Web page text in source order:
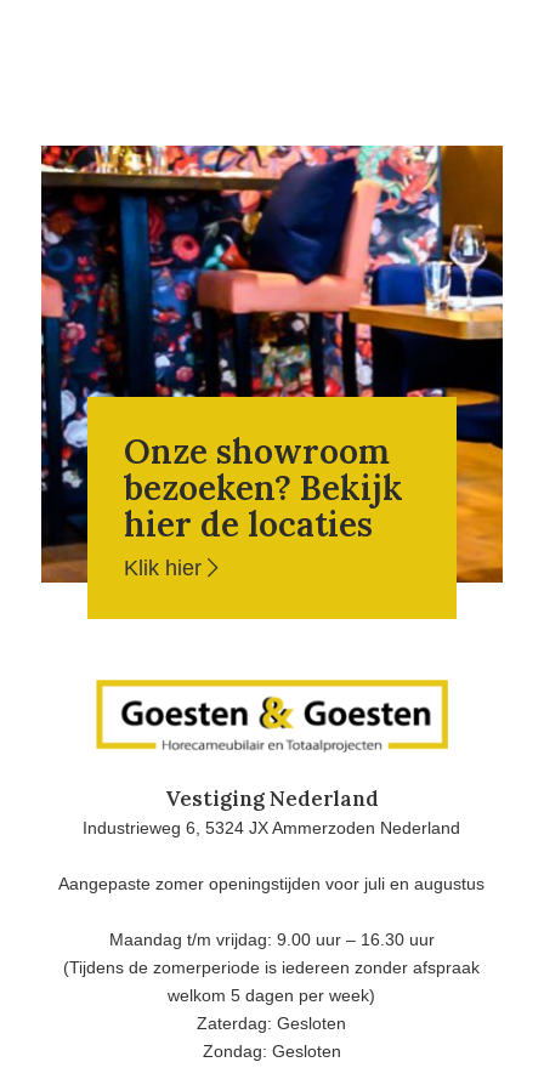
Onze showroom
bezoeken? Bekijk
hier de locaties
Klik hier
Vestiging Nederland
Industrieweg 6, 5324 JX Ammerzoden Nederland
Aangepaste zomer openingstijden voor juli en augustus
Maandag t/m vrijdag: 9.00 uur – 16.30 uur
(Tijdens de zomerperiode is iedereen zonder afspraak
welkom 5 dagen per week)
Zaterdag: Gesloten
Zondag: Gesloten